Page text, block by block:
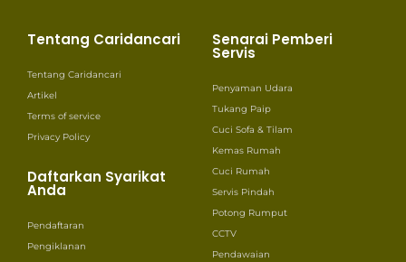
Tentang Caridancari
Tentang Caridancari
Artikel
Terms of service
Privacy Policy
Daftarkan Syarikat
Anda
Pendaftaran
Pengiklanan
Senarai Pemberi
Servis
Penyaman Udara
Tukang Paip
Cuci Sofa & Tilam
Kemas Rumah
Cuci Rumah
Servis Pindah
Potong Rumput
CCTV
Pendawaian